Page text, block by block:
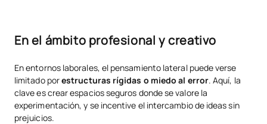
En el ámbito profesional y creativo
En entornos laborales, el pensamiento lateral puede verse
limitado porestructuras rígidas o miedo al error. Aquí, la
clave es crear espacios seguros donde se valore la
experimentación, y se incentive el intercambio de ideas sin
prejuicios.